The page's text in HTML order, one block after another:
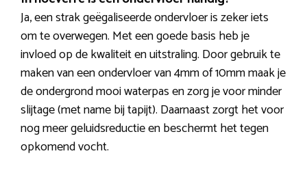
Ja, een strak geëgaliseerde ondervloer is zeker iets
om te overwegen. Met een goede basis heb je
invloed op de kwaliteit en uitstraling. Door gebruik te
maken van een ondervloer van 4mm of 10mm maak je
de ondergrond mooi waterpas en zorg je voor minder
slijtage (met name bij tapijt). Daarnaast zorgt het voor
nog meer geluidsreductie en beschermt het tegen
opkomend vocht.